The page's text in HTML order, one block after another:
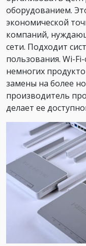
оборудованием.
экономической
компаний,
сети. Подходит
пользования. Wi-
немногих
замены на более
производитель
делает ее